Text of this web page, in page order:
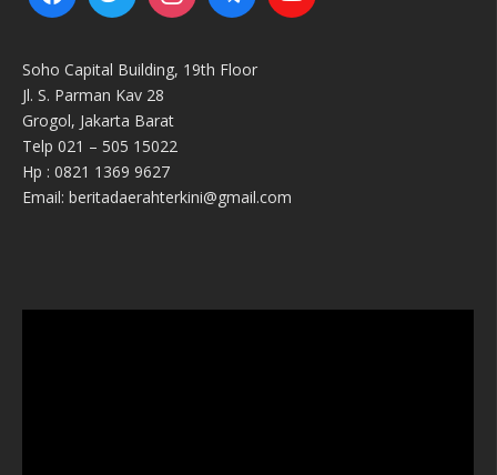
Soho Capital Building, 19th Floor
Jl. S. Parman Kav 28
Grogol, Jakarta Barat
Telp 021 – 505 15022
Hp : 0821 1369 9627
Email: beritadaerahterkini@gmail.com